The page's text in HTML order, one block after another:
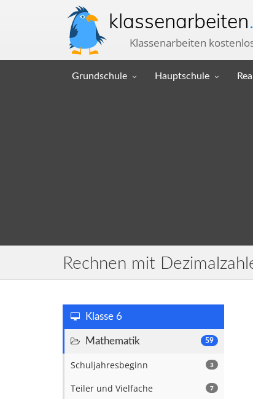
klassenarbeiten
Klassenarbeiten
Grundschule Hauptschule
Rechnen mit
Klasse 6
59
Mathematik
3
Schuljahresbeginn
7
Teiler und Vielfache